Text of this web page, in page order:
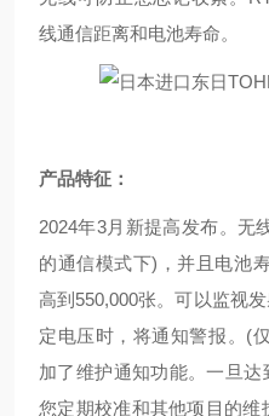
线通信距离和电池寿命。
产品特征：
2024年3月新提高发布。无
的通信模式下)，并且电池
高到550,000张。可以监视
定电压时，将通知警报。(
加了维护通知功能。一旦
您定期校准和其他项目的